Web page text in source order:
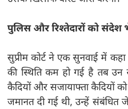
पुलिस और रिश्तेदारों को
सुप्रीम कोर्ट ने एक सुनवाई में
की स्थिति कम हो गई है तब उन
कैदियों और सजायाफ्ता कैदियों
जमानत दी गई थी, उन्हें संबंधित